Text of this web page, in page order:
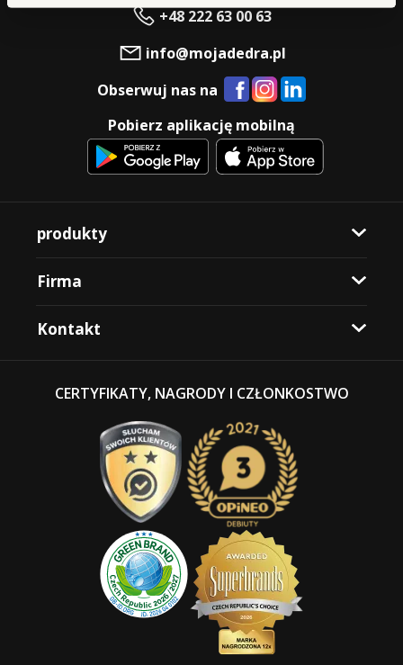
+48 222 63 00 63
info@mojadedra.pl
Obserwuj nas na
Pobierz aplikację mobilną
produkty
Firma
Kontakt
CERTYFIKATY, NAGRODY I CZŁONKOSTWO